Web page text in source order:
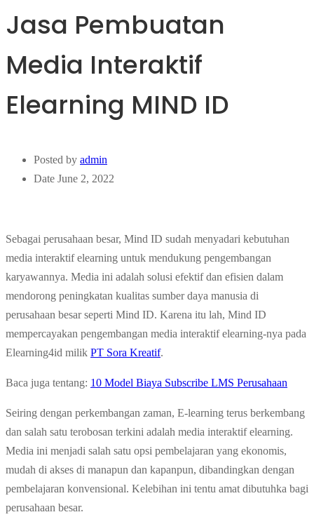
Jasa Pembuatan
Media Interaktif
Elearning MIND ID
Posted by admin
Date June 2, 2022
Sebagai perusahaan besar, Mind ID sudah menyadari kebutuhan
media interaktif elearning untuk mendukung pengembangan
karyawannya. Media ini adalah solusi efektif dan efisien dalam
mendorong peningkatan kualitas sumber daya manusia di
perusahaan besar seperti Mind ID. Karena itu lah, Mind ID
mempercayakan pengembangan media interaktif elearning-nya pada
Elearning4id milik PT Sora Kreatif.
Baca juga tentang: 10 Model Biaya Subscribe LMS Perusahaan
Seiring dengan perkembangan zaman, E-learning terus berkembang
dan salah satu terobosan terkini adalah media interaktif elearning.
Media ini menjadi salah satu opsi pembelajaran yang ekonomis,
mudah di akses di manapun dan kapanpun, dibandingkan dengan
pembelajaran konvensional. Kelebihan ini tentu amat dibutuhka bagi
perusahaan besar.